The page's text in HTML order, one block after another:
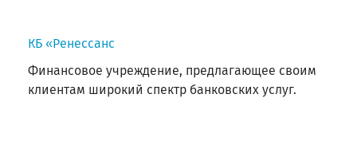
КБ «Ренессанс
Финансовое учреждение, предлагающее своим
клиентам широкий спектр банковских услуг.